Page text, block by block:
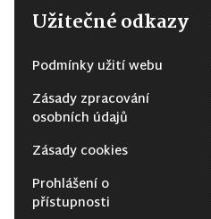
Užitečné odkazy
Podmínky užití webu
Zásady zpracování
osobních údajů
Zásady cookies
Prohlášení o
přístupnosti